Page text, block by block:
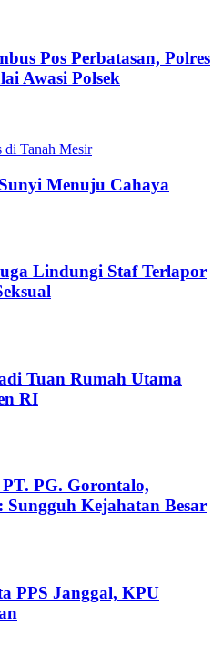
Pos Perbatasan, Polres
Awasi Polsek
Menuju Cahaya
Lindungi Staf Terlapor
Tuan Rumah Utama
RI
PG. Gorontalo,
Kejahatan Besar
PPS Janggal, KPU